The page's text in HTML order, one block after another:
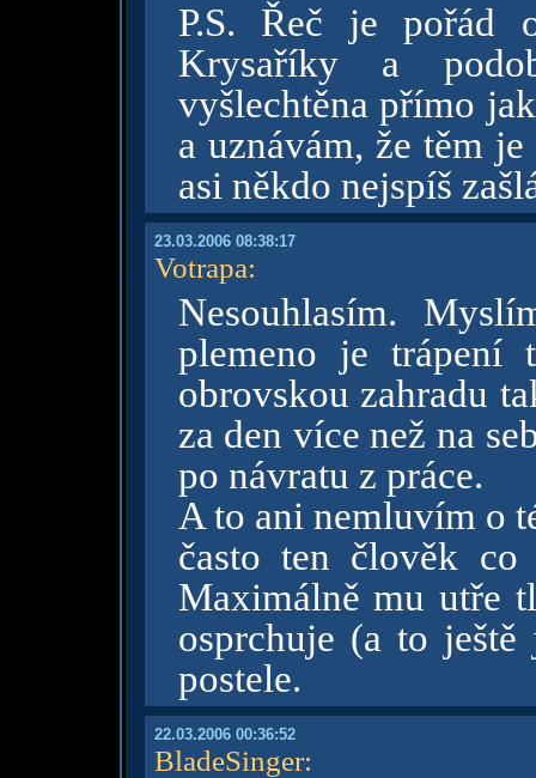
P.S. Řeč je pořád
Krysaříky a
vyšlechtěna přímo
a uznávám, že těm
asi někdo nejspíš
23.03.2006 08:38:17
Votrapa:
Nesouhlasím.
plemeno je trápení
obrovskou zahradu
za den více než na
po návratu z práce.
A to ani nemluvím o
často ten člověk
Maximálně mu utře
osprchuje (a to
postele.
22.03.2006 00:36:52
BladeSinger: